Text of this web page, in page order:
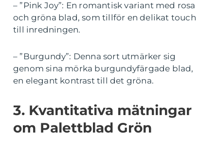
– ”Pink Joy”: En romantisk variant med rosa
och gröna blad, som tillför en delikat touch
till inredningen.
– ”Burgundy”: Denna sort utmärker sig
genom sina mörka burgundyfärgade blad,
en elegant kontrast till det gröna.
3. Kvantitativa mätningar
om Palettblad Grön